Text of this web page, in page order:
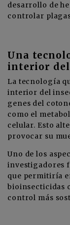
desarrollo de
controlar
Una
interior
La tecnología
interior del
genes del
como el
celular. Esto
provocar su
Uno de los
investigadores
que permitiría
bioinsecticidas
control más